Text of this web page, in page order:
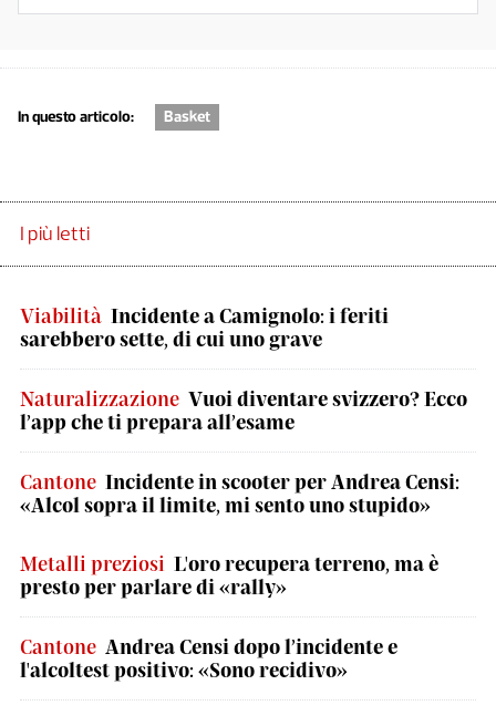
In questo articolo: Basket
I più letti
Viabilità Incidente a Camignolo: i feriti
sarebbero sette, di cui uno grave
Naturalizzazione Vuoi diventare svizzero? Ecco
l’app che ti prepara all’esame
Cantone Incidente in scooter per Andrea Censi:
«Alcol sopra il limite, mi sento uno stupido»
Metalli preziosi L'oro recupera terreno, ma è
presto per parlare di «rally»
Cantone Andrea Censi dopo l’incidente e
l'alcoltest positivo: «Sono recidivo»